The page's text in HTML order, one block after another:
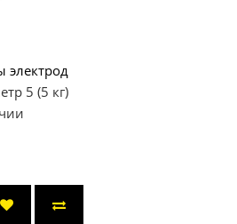
электрод
5 (5 кг)